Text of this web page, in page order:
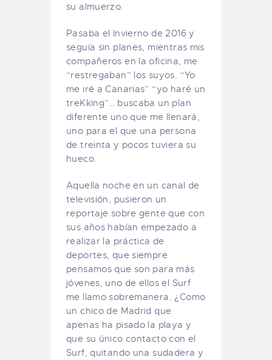
su almuerzo.
Pasaba el Invierno de 2016 y
seguía sin planes, mientras mis
compañeros en la oficina, me
“restregaban” los suyos. “Yo
me iré a Canarias” “yo haré un
treKking”… buscaba un plan
diferente uno que me llenará,
uno para el que una persona
de treinta y pocos tuviera su
hueco.
Aquella noche en un canal de
televisión, pusieron un
reportaje sobre gente que con
sus años habían empezado a
realizar la práctica de
deportes, que siempre
pensamos que son para más
jóvenes, uno de ellos el Surf
me llamo sobremanera. ¿Como
un chico de Madrid que
apenas ha pisado la playa y
que su único contacto con el
Surf, quitando una sudadera y